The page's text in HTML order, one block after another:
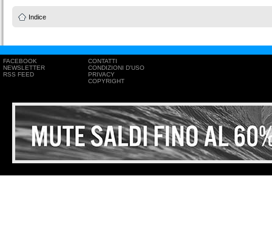
Indice
FACEBOOK
NEWSLETTER
RSS FEED
CONTATTI
CONDIZIONI D'USO
PRIVACY
COPYRIGHT